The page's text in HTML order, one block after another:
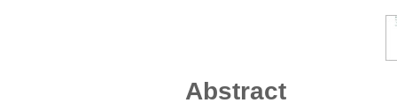
Abstract